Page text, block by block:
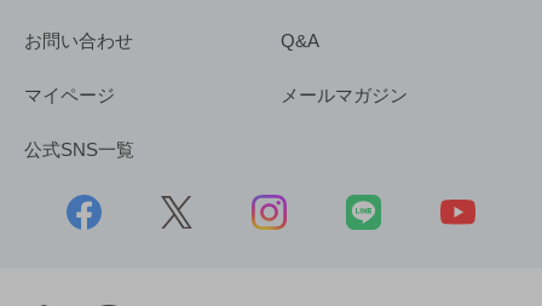
お問い合わせ Q&A
マイページ メールマガジン
公式SNS一覧